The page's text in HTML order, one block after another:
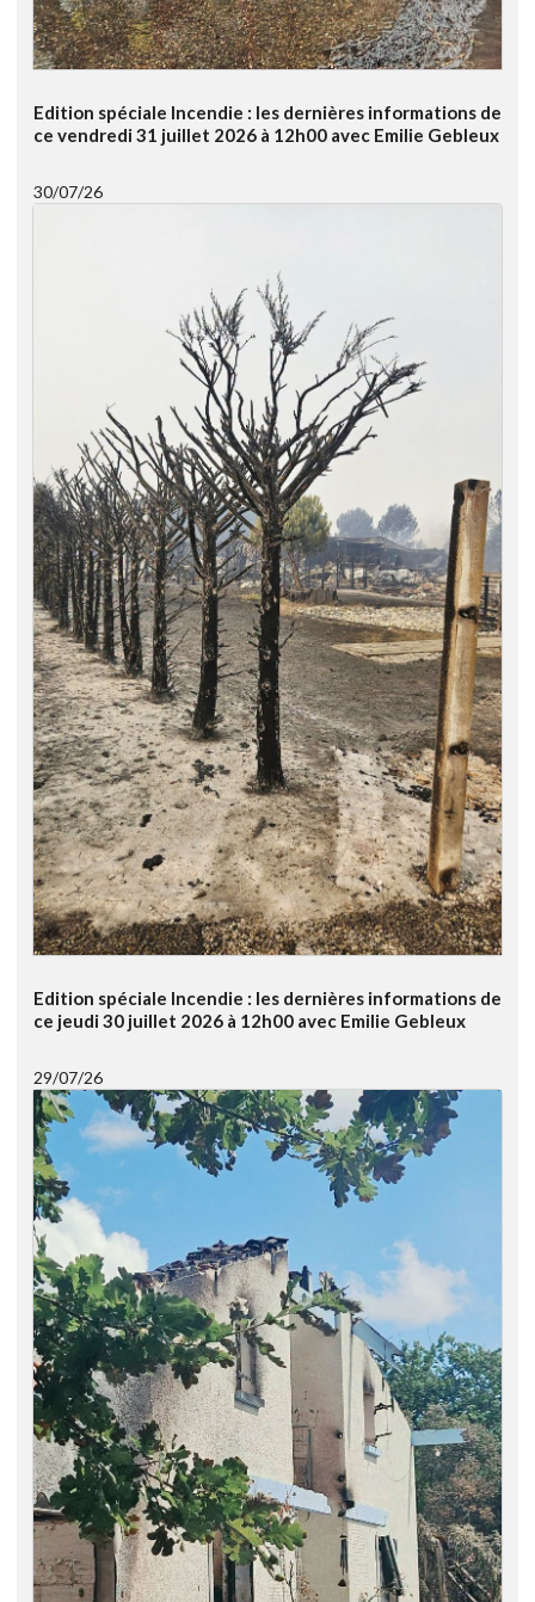
Edition spéciale Incendie : les dernières informations de
ce vendredi 31 juillet 2026 à 12h00 avec Emilie Gebleux
30/07/26
Edition spéciale Incendie : les dernières informations de
ce jeudi 30 juillet 2026 à 12h00 avec Emilie Gebleux
29/07/26